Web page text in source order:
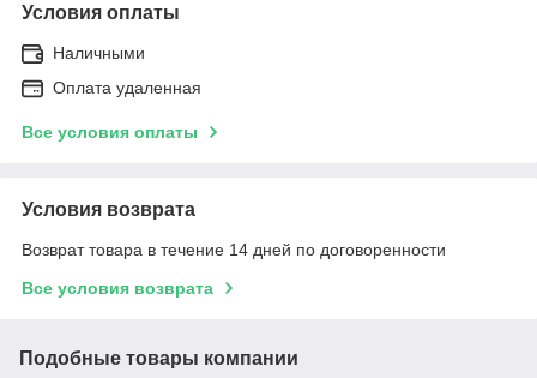
Условия оплаты
Наличными
Оплата удаленная
Все условия оплаты
Условия возврата
Возврат товара в течение 14 дней по договоренности
Все условия возврата
Подобные товары компании